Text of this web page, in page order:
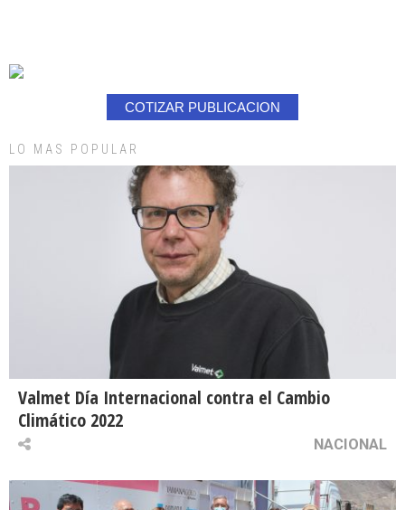
COTIZAR PUBLICACION
LO MAS POPULAR
Valmet Día Internacional contra el Cambio
Climático 2022
NACIONAL